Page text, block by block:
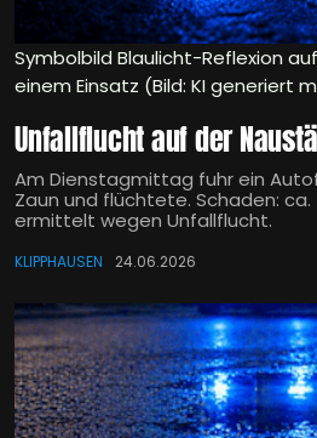
Symbolbild Blaulicht-Reflexion
einem Einsatz (Bild: KI generiert
Unfallflucht auf der
Am Dienstagmittag fuhr ein
Zaun und flüchtete. Schaden: ca.
ermittelt wegen Unfallflucht.
KLIPPHAUSEN 24.06.2026